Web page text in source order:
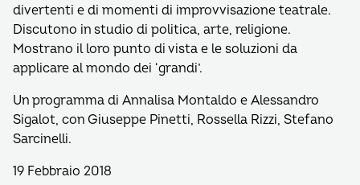
divertenti e di momenti di improvvisazione teatrale.
Discutono in studio di politica, arte, religione.
Mostrano il loro punto di vista e le soluzioni da
applicare al mondo dei ‘grandi’.
Un programma di Annalisa Montaldo e Alessandro
Sigalot, con Giuseppe Pinetti, Rossella Rizzi, Stefano
Sarcinelli.
19 Febbraio 2018